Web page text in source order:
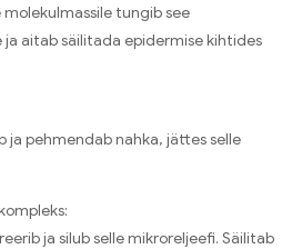
tungib see
ja aitab säilitada epidermise kihtides
ja pehmendab nahka, jättes selle
ja silub selle mikroreljeefi. Säilitab